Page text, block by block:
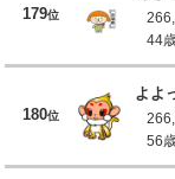
179位
44
180位
よよ
56